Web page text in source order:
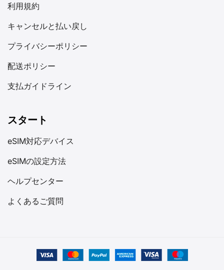
利用規約
キャンセルと払い戻し
プライバシーポリシー
配送ポリシー
支払ガイドライン
スタート
eSIM対応デバイス
eSIMの設定方法
ヘルプセンター
よくあるご質問